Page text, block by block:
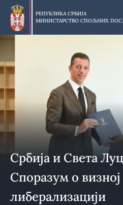
Прескочи
главни
део
РЕПУБЛИКА СРБИЈА
МИНИСТАРСТВО СПОЉНИХ
Србија и Света
Споразум о визној
либерализацији